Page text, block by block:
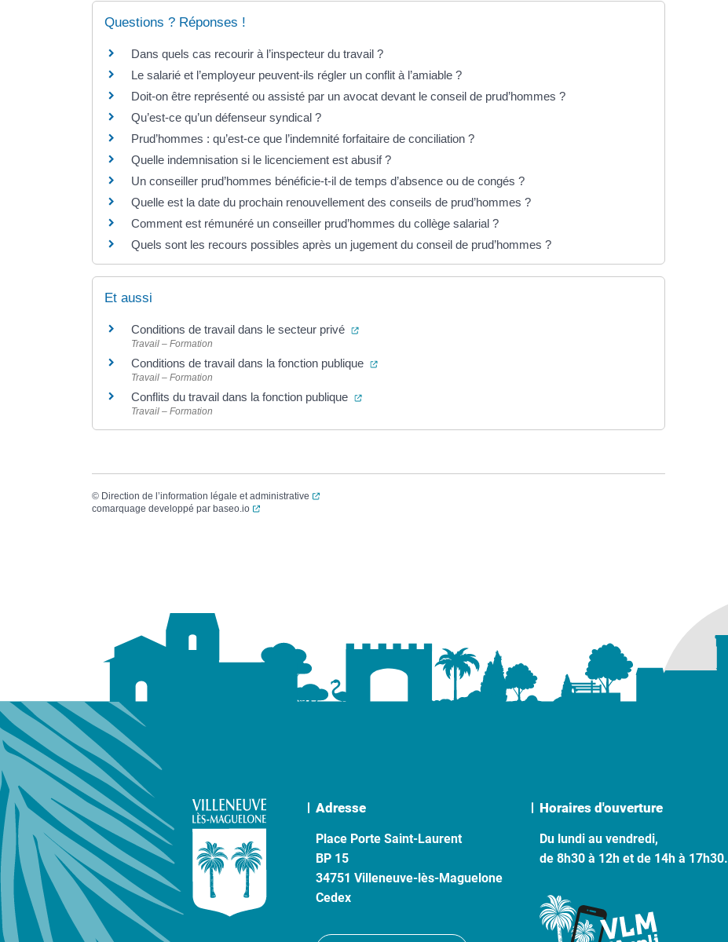
Questions ? Réponses !
Dans quels cas recourir à l’inspecteur du travail ?
Le salarié et l’employeur peuvent-ils régler un conflit à l’amiable ?
Doit-on être représenté ou assisté par un avocat devant le conseil de prud’hommes ?
Qu’est-ce qu’un défenseur syndical ?
Prud’hommes : qu’est-ce que l’indemnité forfaitaire de conciliation ?
Quelle indemnisation si le licenciement est abusif ?
Un conseiller prud’hommes bénéficie-t-il de temps d’absence ou de congés ?
Quelle est la date du prochain renouvellement des conseils de prud’hommes ?
Comment est rémunéré un conseiller prud’hommes du collège salarial ?
Quels sont les recours possibles après un jugement du conseil de prud’hommes ?
Et aussi
Conditions de travail dans le secteur privé (ouverture dans un nouvel onglet)
Travail – Formation
Conditions de travail dans la fonction publique (ouverture dans un nouvel onglet)
Travail – Formation
Conflits du travail dans la fonction publique (ouverture dans un nouvel onglet)
Travail – Formation
© Direction de l’information légale et administrative
(ouverture dans un nouvel onglet)
comarquage developpé par baseo.io (ouverture dans un nouvel onglet)
Adresse
Place Porte Saint-Laurent
BP 15
34751 Villeneuve-lès-Maguelone
Cedex
Horaires d'ouverture
Du lundi au vendredi,
de 8h30 à 12h et de 14h à 17h30.